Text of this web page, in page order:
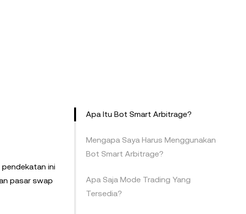
ini
pasar swap
Apa Itu Bot Smart Arbitrage?
Mengapa Saya Harus Menggunakan
Bot Smart Arbitrage?
Apa Saja Mode Trading Yang
Tersedia?